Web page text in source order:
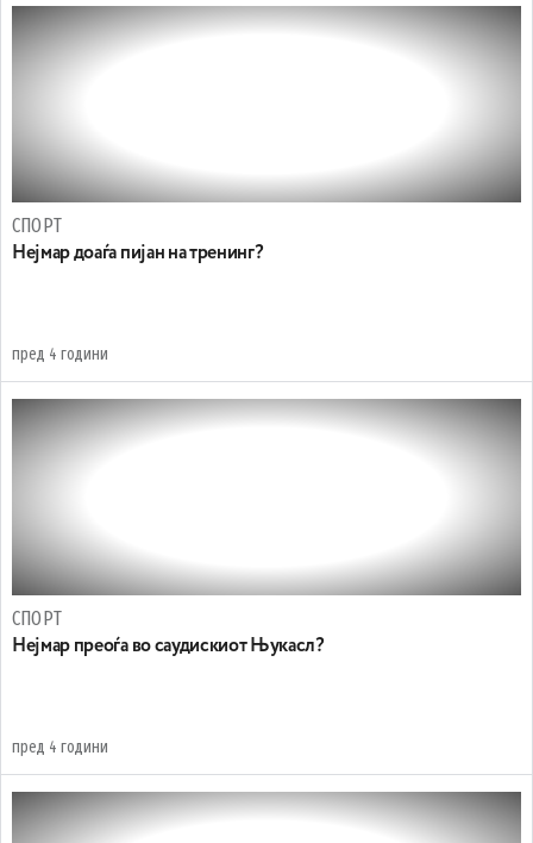
СПОРТ
Нејмар доаѓа пијан на тренинг?
пред 4 години
СПОРТ
Нејмар преоѓа во саудискиот Њукасл?
пред 4 години